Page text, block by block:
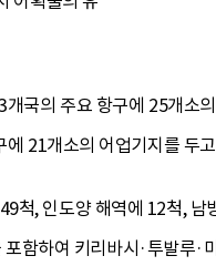
국의 주요 항구에 25개소
21개소의 어업기지를 두
, 인도양 해역에 12척, 남
함하여 키리바시·투발루·